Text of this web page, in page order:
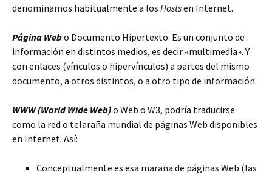
denominamos habitualmente a los Hostsen Internet.
Página Webo Documento Hipertexto: Es un conjunto de
información en distintos medios, es decir «multimedia». Y
con enlaces (vínculos o hipervínculos) a partes del mismo
documento, a otros distintos, o a otro tipo de información.
WWW (World Wide Web)o Web o W3, podría traducirse
como la red o telaraña mundial de páginas Web disponibles
en Internet. Así:
Conceptualmente es esa maraña de páginas Web (las